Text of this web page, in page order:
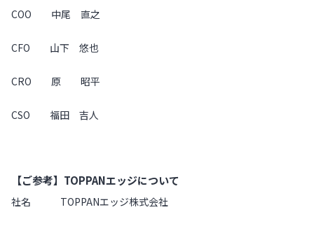
COO 中尾 直之
CFO 山下 悠也
CRO 原 昭平
CSO 福田 吉人
【ご参考】TOPPANエッジについて
社名 TOPPANエッジ株式会社